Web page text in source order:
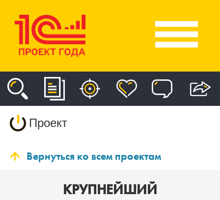
Проект
Вернуться ко всем проектам
КРУПНЕЙШИЙ